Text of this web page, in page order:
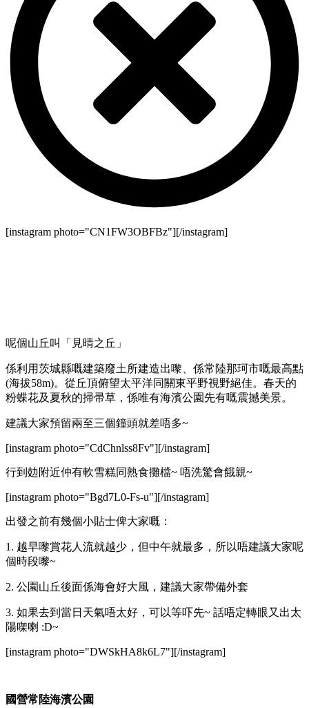
[instagram photo="CN1FW3OBFBz"][/instagram]
呢個山丘叫「見晴之丘」
係利用茨城縣嘅建築廢土所建造出嚟、係常陸那珂市嘅最高點
(海拔58m)。從丘頂俯望太平洋同關東平野視野絕佳。春天的
粉蝶花及夏秋的掃帚草，係唯有海濱公園先有嘅震撼美景。
建議大家預留兩至三個鐘頭就差唔多~
[instagram photo="CdChnlss8Fv"][/instagram]
行到攰附近仲有軟雪糕同熟食攤檔~ 唔洗驚會餓親~
[instagram photo="Bgd7L0-Fs-u"][/instagram]
出發之前有幾個小貼士俾大家嘅：
1. 越早嚟賞花人流就越少，但中午就最多，所以唔建議大家呢
個時段嚟~
2. 公園山丘後面係海會好大風，建議大家帶備外套
3. 如果去到當日天氣唔太好，可以等吓先~ 話唔定轉眼又出太
陽㗎喇 :D~
[instagram photo="DWSkHA8k6L7"][/instagram]
國營常陸海濱公園